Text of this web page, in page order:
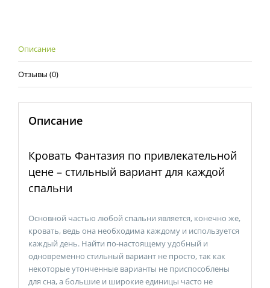
Описание
Отзывы (0)
Описание
Кровать Фантазия по привлекательной
цене – стильный вариант для каждой
спальни
Основной частью любой спальни является, конечно же,
кровать, ведь она необходима каждому и используется
каждый день. Найти по-настоящему удобный и
одновременно стильный вариант не просто, так как
некоторые утонченные варианты не приспособлены
для сна, а большие и широкие единицы часто не